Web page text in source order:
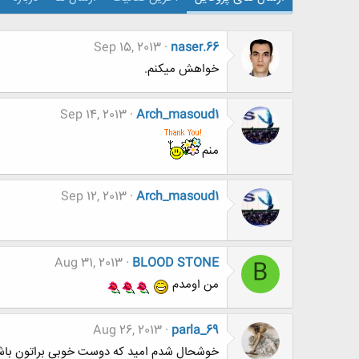
naser.66
Sep 15, 2013
خواهش میکنم.
Arch_masoud1
Sep 14, 2013
منم
Arch_masoud1
Sep 12, 2013
B
BLOOD STONE
Aug 31, 2013
من اومدم
parla_69
Aug 26, 2013
خوشحال شدم امید که دوست خوبی براتون